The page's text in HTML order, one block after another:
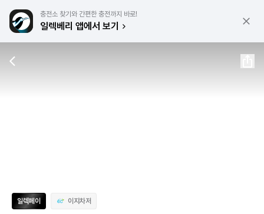
충전소 찾기와 간편한 충전까지 바로!
일렉베리 앱에서 보기
일렉페이 이지차저